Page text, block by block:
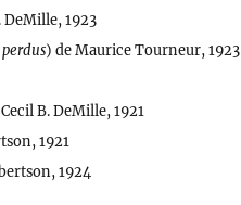
DeMille, 1923
) de Maurice Tourneur, 1923
B. DeMille, 1921
1921
1924